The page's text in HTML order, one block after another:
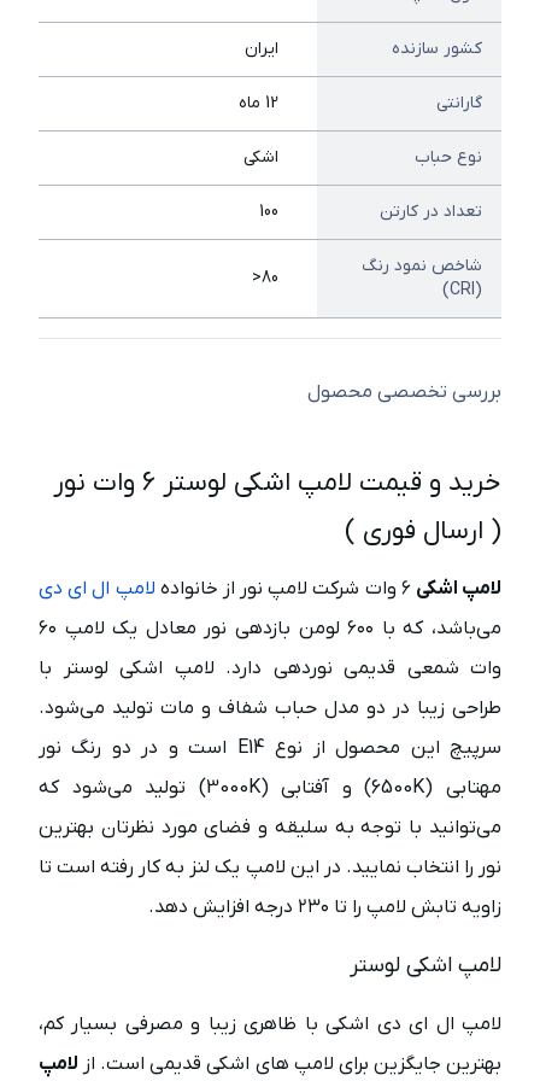
کشور سازنده ایران
گارانتی 12 ماه
نوع حباب اشکی
تعداد در کارتن 100
شاخص نمود رنگ
(CRI)
80<
بررسی تخصصی محصول
خرید و قیمت لامپ اشکی لوستر 6 وات نور
( ارسال فوری )
لامپ اشکی ۶ وات شرکت لامپ نور از خانواده
لامپ ال ای دی
می‌باشد، که با ۶۰۰ لومن بازدهی نور معادل یک لامپ ۶۰
وات شمعی قدیمی نوردهی دارد. لامپ اشکی لوستر با
طراحی زیبا در دو مدل حباب شفاف و مات تولید می‌شود.
سرپیچ این محصول از نوع E14 است و در دو رنگ نور
مهتابی (6500K) و آفتابی (3000K) تولید می‌شود که
می‌توانید با توجه به سلیقه و فضای مورد نظرتان بهترین
نور را انتخاب نمایید. در این لامپ یک لنز به کار رفته است تا
زاویه تابش لامپ را تا ۲۳۰ درجه افزایش دهد.
لامپ اشکی لوستر
لامپ ال ای دی اشکی با ظاهری زیبا و مصرفی بسیار کم،
بهترین جایگزین برای لامپ های اشکی قدیمی است. از لامپ